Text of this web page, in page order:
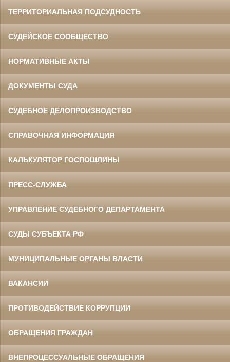
ТЕРРИТОРИАЛЬНАЯ ПОДСУДНОСТЬ
СУДЕЙСКОЕ СООБЩЕСТВО
НОРМАТИВНЫЕ АКТЫ
ДОКУМЕНТЫ СУДА
СУДЕБНОЕ ДЕЛОПРОИЗВОДСТВО
СПРАВОЧНАЯ ИНФОРМАЦИЯ
КАЛЬКУЛЯТОР ГОСПОШЛИНЫ
ПРЕСС-СЛУЖБА
УПРАВЛЕНИЕ СУДЕБНОГО ДЕПАРТАМЕНТА
СУДЫ СУБЪЕКТА РФ
МУНИЦИПАЛЬНЫЕ ОРГАНЫ ВЛАСТИ
ВАКАНСИИ
ПРОТИВОДЕЙСТВИЕ КОРРУПЦИИ
ОБРАЩЕНИЯ ГРАЖДАН
ВНЕПРОЦЕССУАЛЬНЫЕ ОБРАЩЕНИЯ